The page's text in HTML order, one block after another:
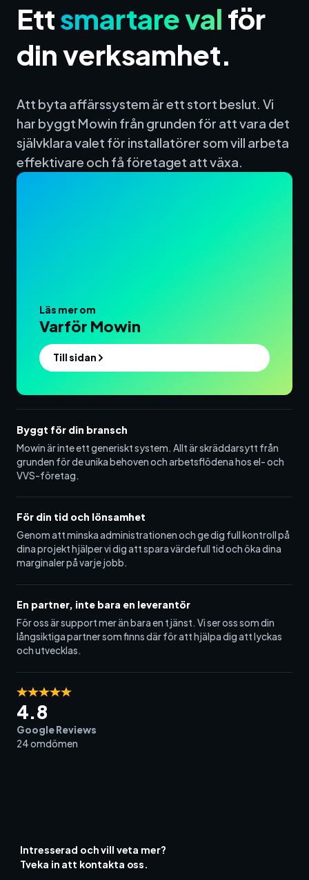
Ettsmartare valför
din verksamhet.
Att byta affärssystem är ett stort beslut. Vi
har byggt Mowin från grunden för att vara det
självklara valet för installatörer som vill arbeta
effektivare och få företaget att växa.
Byggt för din bransch
Mowin är inte ett generiskt system. Allt är skräddarsytt från
grunden för de unika behoven och arbetsflödena hos el- och
VVS-företag.
För din tid och lönsamhet
Genom att minska administrationen och ge dig full kontroll på
dina projekt hjälper vi dig att spara värdefull tid och öka dina
marginaler på varje jobb.
Läs mer om
Varför Mowin
Till sidan
En partner, inte bara en leverantör
För oss är support mer än bara en tjänst. Vi ser oss som din
långsiktiga partner som finns där för att hjälpa dig att lyckas
och utvecklas.
4.8
Google Reviews
24 omdömen
Intresserad och vill veta mer?
Tveka in att kontakta oss.